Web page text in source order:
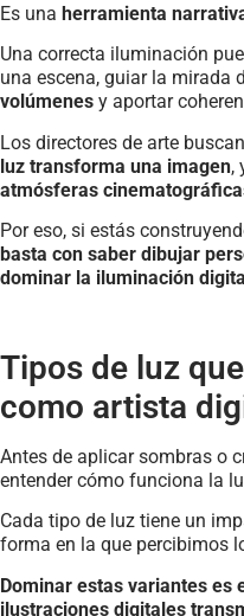
Es una herramienta
Una correcta iluminación
una escena, guiar la mirada
volúmenes y aportar
Los directores de arte
luz transforma una imagen,
atmósferas
Por eso, si estás
basta con saber dibujar
dominar la iluminación
Tipos de luz
como artista
Antes de aplicar sombras o
entender cómo funciona la
Cada tipo de luz tiene un
forma en la que percibimos
Dominar estas variantes es
ilustraciones digitales